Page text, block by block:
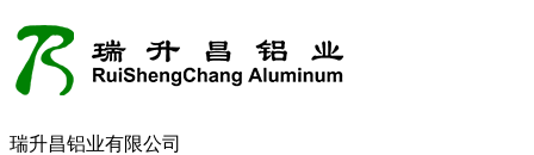
瑞升昌铝业有限公司